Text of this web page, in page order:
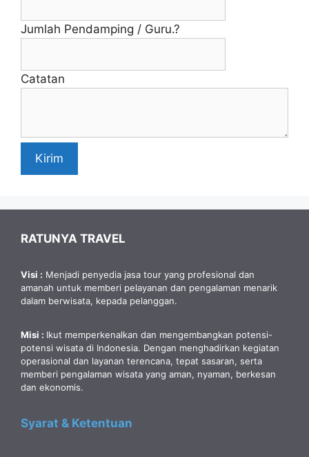
Jumlah Pendamping / Guru.?
Catatan
Kirim
RATUNYA TRAVEL
Visi : Menjadi penyedia jasa tour yang profesional dan
amanah untuk memberi pelayanan dan pengalaman menarik
dalam berwisata, kepada pelanggan.
Misi : Ikut memperkenalkan dan mengembangkan potensi-
potensi wisata di Indonesia. Dengan menghadirkan kegiatan
operasional dan layanan terencana, tepat sasaran, serta
memberi pengalaman wisata yang aman, nyaman, berkesan
dan ekonomis.
Syarat & Ketentuan